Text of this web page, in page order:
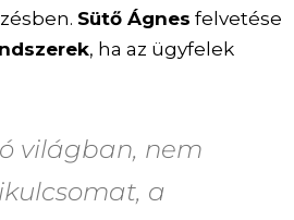
Sütő Ágnes felvetése
, ha az ügyfelek
világban, nem
a